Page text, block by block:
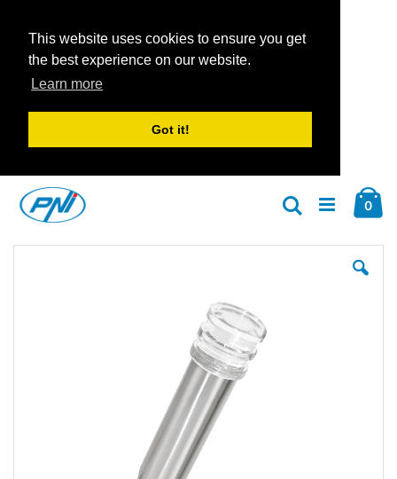
This website uses cookies to ensure you get
the best experience on our website.
Learn more
Got it!
Inhalt
springen
0
Suche